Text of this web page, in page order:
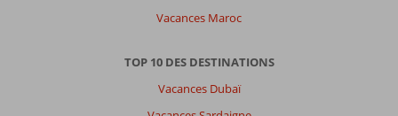
Vacances Maroc
TOP 10 DES DESTINATIONS
Vacances Dubaï